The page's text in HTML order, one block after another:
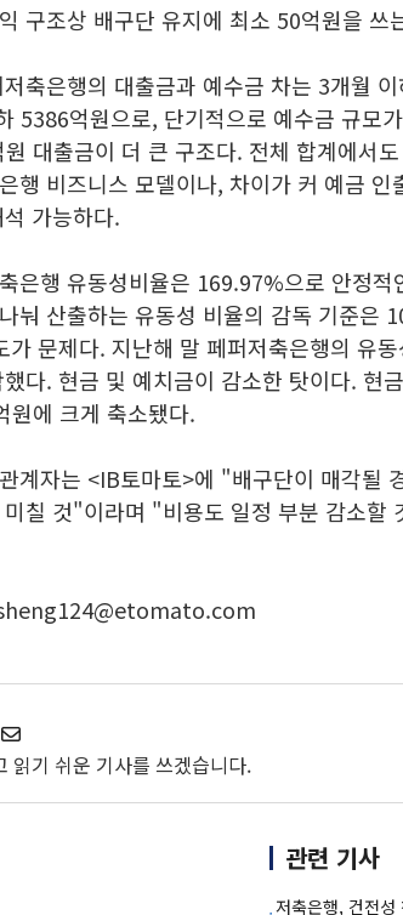
구조상 배구단 유지에 최소 50억원을 쓰
축은행의 대출금과 예수금 차는 3개월
5386억원으로, 단기적으로 예수금 규모
대출금이 더 큰 구조다. 전체 합계에서
행 비즈니스 모델이나, 차이가 커 예금
가능하다.
은행 유동성비율은 169.97%으로 안정적
눠 산출하는 유동성 비율의 감독 기준은
가 문제다. 지난해 말 페퍼저축은행의 유
다. 현금 및 예치금이 감소한 탓이다. 현
원에 크게 축소됐다.
계자는 <IB토마토>에 "배구단이 매각될
칠 것"이라며 "비용도 일정 부분 감소할
읽기 쉬운 기사를 쓰겠습니다.
관련 기사
저축은행, 건전